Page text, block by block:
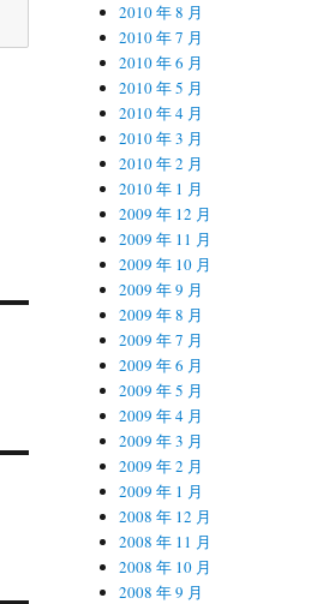
2010 年 8 月
2010 年 7 月
2010 年 6 月
2010 年 5 月
2010 年 4 月
2010 年 3 月
2010 年 2 月
2010 年 1 月
2009 年 12 月
2009 年 11 月
2009 年 10 月
2009 年 9 月
2009 年 8 月
2009 年 7 月
2009 年 6 月
2009 年 5 月
2009 年 4 月
2009 年 3 月
2009 年 2 月
2009 年 1 月
2008 年 12 月
2008 年 11 月
2008 年 10 月
2008 年 9 月